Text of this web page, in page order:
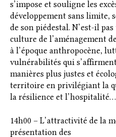
s’impose et souligne les
développement sans limite,
de son piédestal. N’est-il
culture de l’aménagement
à l’époque anthropocène,
vulnérabilités qui
manières plus justes et
territoire en privilégiant la
la résilience et l’hospitalité…
14h00 – L’attractivité de la
présentation des